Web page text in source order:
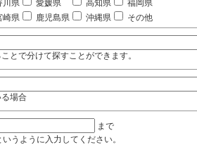
川県 愛媛県 高知県
福岡県
崎県 鹿児島県 沖縄県 その他
とで分けて探すことができます。
場合
まで
ように入力してください。